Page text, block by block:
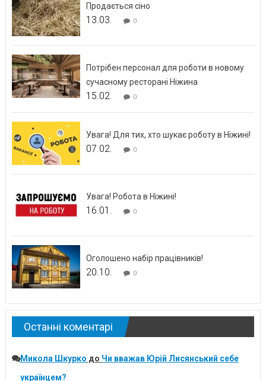
Продається сіно
13.03. 0
Потрібен персонал для роботи в новому
сучасному ресторані Ніжина
15.02. 0
Увага! Для тих, хто шукає роботу в Ніжині!
07.02. 0
Увага! Робота в Ніжині!
16.01. 0
Оголошено набір працівників!
20.10. 0
Останні коментарі
Микола Шкурко до Чи вважав Юрій Лисянський себе
українцем?